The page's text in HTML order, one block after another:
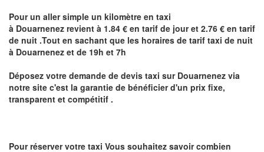
Pour un aller simple un kilomètre en taxi
à Douarnenez revient à 1.84 € en tarif de jour et 2.76 € en tarif
de nuit .Tout en sachant que les horaires de tarif taxi de nuit
à Douarnenez et de 19h et 7h
Déposez votre demande de devis taxi sur Douarnenez via
notre site c'est la garantie de bénéficier d'un prix fixe,
transparent et compétitif .
Pour réserver votre taxi Vous souhaitez savoircombien